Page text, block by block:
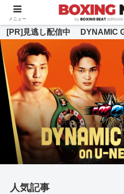
BOXING BEAT [ボクシング
[PR]見逃し配信中 DYNAMIC
人気記事
メニュー